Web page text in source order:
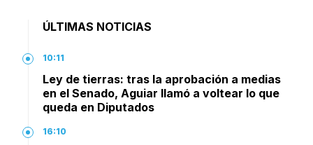
ÚLTIMAS NOTICIAS
10:11
Ley de tierras: tras la aprobación a medias
en el Senado, Aguiar llamó a voltear lo que
queda en Diputados
16:10